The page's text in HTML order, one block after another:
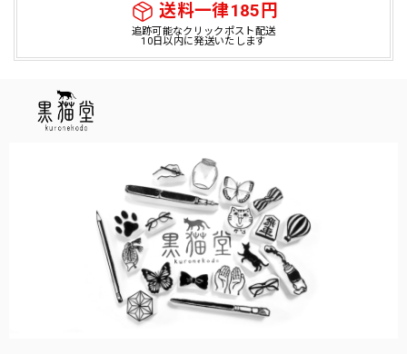
送料一律185円
追跡可能なクリックポスト配送
10日以内に発送いたします